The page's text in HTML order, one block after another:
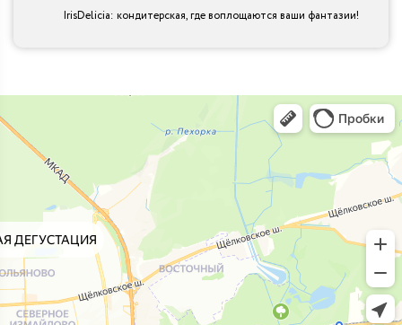
IrisDelicia: кондитерская, где воплощаются ваши фантазии!